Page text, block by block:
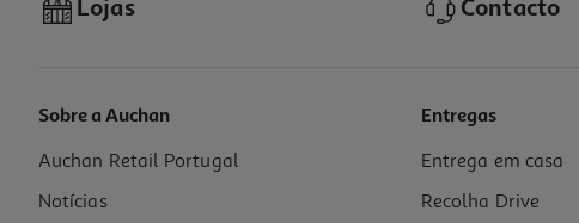
Revista Lux
2.7 €/un
Lojas Contacto
Sobre a Auchan
Auchan Retail Portugal
Notícias
Entregas
Entrega em casa
Recolha Drive